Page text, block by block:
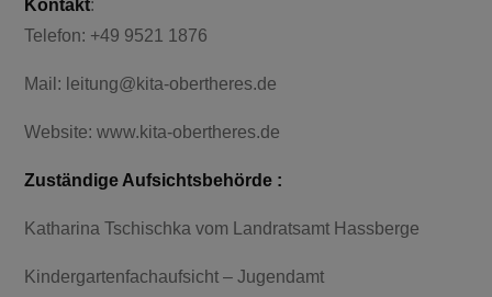
Kontakt:
Telefon: +49 9521 1876
Mail: leitung@kita-obertheres.de
Website: www.kita-obertheres.de
Zuständige Aufsichtsbehörde :
Katharina Tschischka vom Landratsamt Hassberge
Kindergartenfachaufsicht – Jugendamt